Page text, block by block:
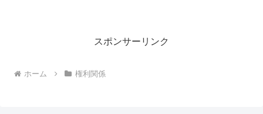
スポンサーリンク
ホーム 権利関係